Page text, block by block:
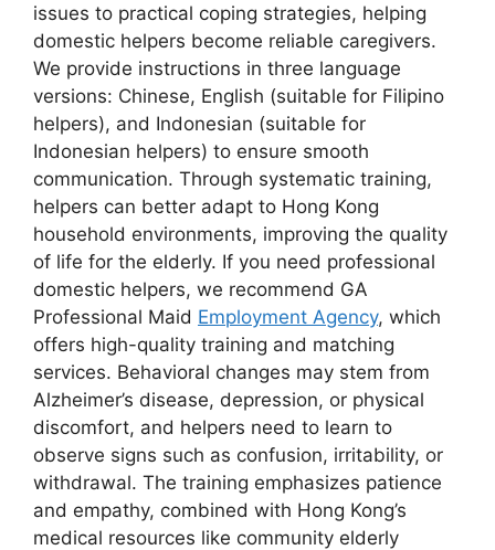
issues to practical coping strategies, helping
domestic helpers become reliable caregivers.
We provide instructions in three language
versions: Chinese, English (suitable for Filipino
helpers), and Indonesian (suitable for
Indonesian helpers) to ensure smooth
communication. Through systematic training,
helpers can better adapt to Hong Kong
household environments, improving the quality
of life for the elderly. If you need professional
domestic helpers, we recommend GA
Professional Maid Employment Agency, which
offers high-quality training and matching
services. Behavioral changes may stem from
Alzheimer’s disease, depression, or physical
discomfort, and helpers need to learn to
observe signs such as confusion, irritability, or
withdrawal. The training emphasizes patience
and empathy, combined with Hong Kong’s
medical resources like community elderly